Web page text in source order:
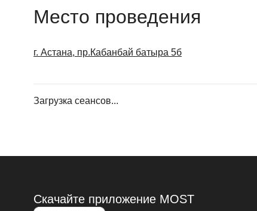
Место проведения
г. Астана, пр.Кабанбай батыра 5б
Загрузка сеансов...
Скачайте приложение MOST